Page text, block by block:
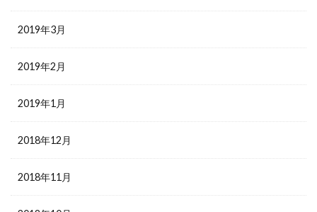
2019年3月
2019年2月
2019年1月
2018年12月
2018年11月